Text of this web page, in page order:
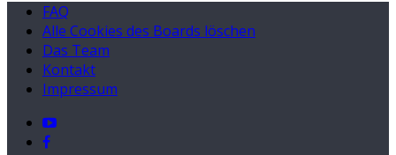
FAQ
Alle Cookies des Boards löschen
Das Team
Kontakt
Impressum